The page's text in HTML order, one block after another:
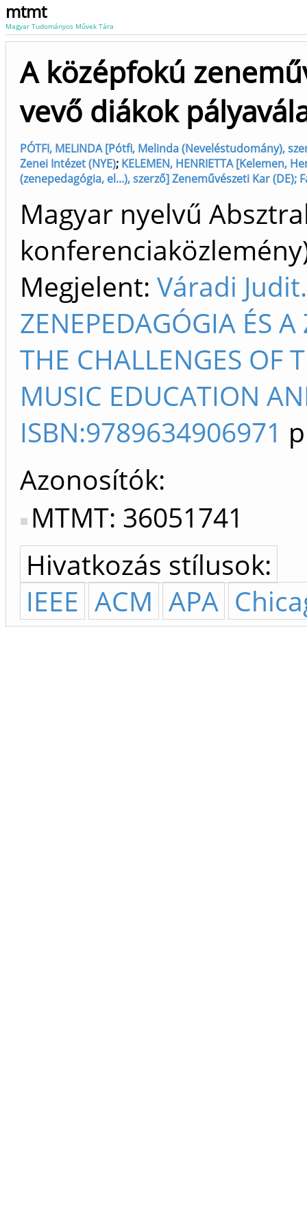
mtmt
Magyar Tudományos Művek Tára
A középfokú
vevő diákok
PÓTFI, MELINDA [Pótfi, Melinda (Neveléstudomány),
Zenei Intézet (NYE); KELEMEN, HENRIETTA [Kelemen,
(zenepedagógia, el...), szerző] Zeneművészeti Kar (DE);
Magyar nyelvű
Megjelent: Váradi
ZENEPEDAGÓGIA ÉS
THE CHALLENGES OF
MUSIC EDUCATION
ISBN:9789634906971
Azonosítók
MTMT: 36051741
Hivatkozás stílusok:
IEEE ACM APA